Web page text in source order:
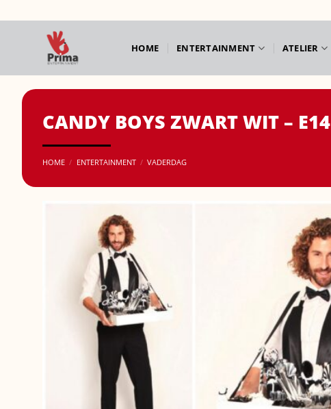
naar
HOME ENTERTAINMENT ATELIER
CANDY BOYS ZWART WIT – E14
HOME / ENTERTAINMENT / VADERDAG